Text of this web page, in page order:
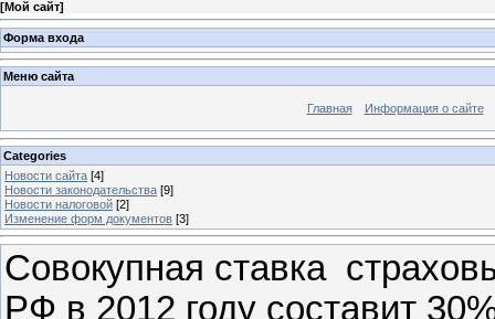
[Мой сайт]
Форма входа
Меню сайта
Главная Информация о сайте
Categories
Новости сайта [4]
Новости законодательства [9]
Новости налоговой [2]
Изменение форм документов [3]
Совокупная ставка
РФ в 2012 году составит